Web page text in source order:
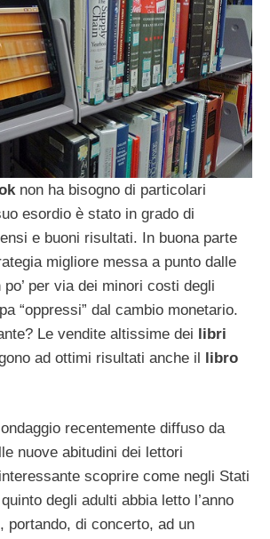
non ha bisogno di particolari
esordio è stato in grado di
e buoni risultati. In buona parte
migliore messa a punto dalle
po’ per via dei minori costi degli
“oppressi” dal cambio monetario.
Le vendite altissime dei libri
ad ottimi risultati anche il libro
recentemente diffuso da
nuove abitudini dei lettori
scoprire come negli Stati
degli adulti abbia letto l’anno
, portando, di concerto, ad un